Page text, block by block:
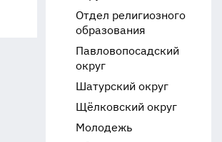
Отдел религиозного
образования
Павловопосадский
округ
Шатурский округ
Щёлковский округ
Молодежь